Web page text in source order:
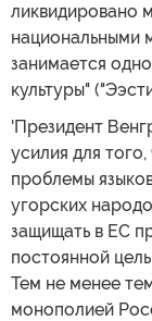
ликвидировано
национальными
занимается
культуры"
'Президент
усилия для
проблемы
угорских
защищать в ЕС
постоянной
Тем не менее
монополией